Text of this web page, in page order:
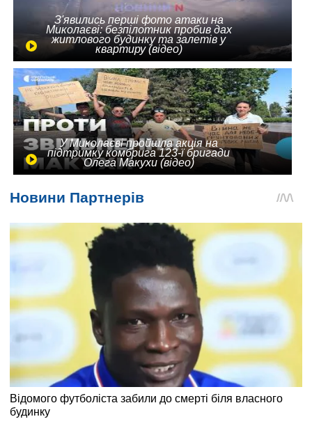
З'явились перші фото атаки на
Миколаєві: безпілотник пробив дах
житлового будинку та залетів у
квартиру (відео)
У Миколаєві пройшла акція на
підтримку комбрига 123-ї бригади
Олега Макухи (відео)